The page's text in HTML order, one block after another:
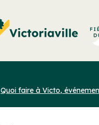
Quoi faire à Victo,